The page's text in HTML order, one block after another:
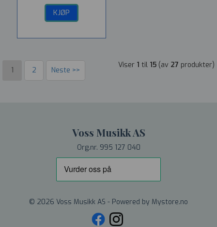
KJØP
1 2 Neste >>
Viser 1 til 15 (av 27 produkter)
Voss Musikk AS
Org.nr. 995 127 040
© 2026 Voss Musikk AS - Powered by Mystore.no